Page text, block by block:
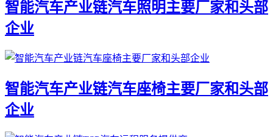
智能汽车产业链汽车照明主要厂家和头部
企业
智能汽车产业链汽车座椅主要厂家和头部
企业